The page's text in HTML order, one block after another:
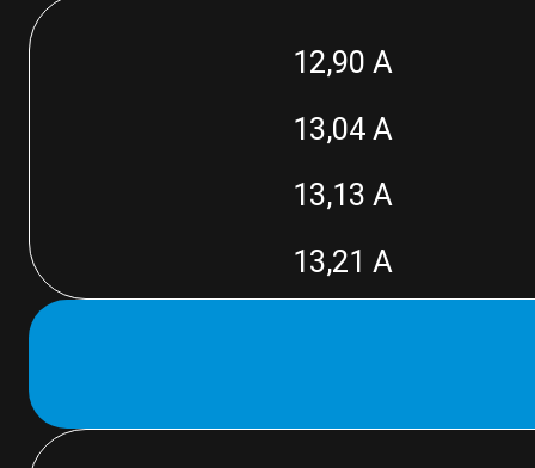
12,90 A
13,04 A
13,13 A
13,21 A